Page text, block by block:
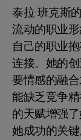
泰拉·班克斯
流动的职业
自己的职业
连接。她的
要情感的融
能缺乏竞争
的天赋增强
她成功的关键